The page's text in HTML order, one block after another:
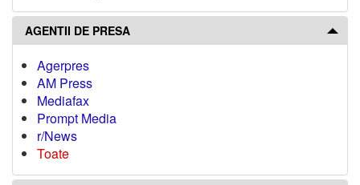
AGENTII DE PRESA
Agerpres
AM Press
Mediafax
Prompt Media
r/News
Toate